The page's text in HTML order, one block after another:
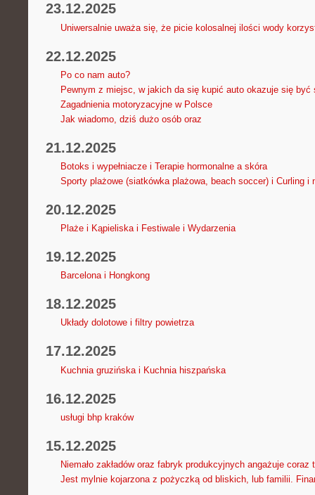
23.12.2025
Uniwersalnie uważa się, że picie kolosalnej ilości wody
22.12.2025
Po co nam auto?
Pewnym z miejsc, w jakich da się kupić auto okazuje się być
Zagadnienia motoryzacyjne w Polsce
Jak wiadomo, dziś dużo osób oraz
21.12.2025
Botoks i wypełniacze i Terapie hormonalne a skóra
Sporty plażowe (siatkówka plażowa, beach soccer) i Curling i
20.12.2025
Plaże i Kąpieliska i Festiwale i Wydarzenia
19.12.2025
Barcelona i Hongkong
18.12.2025
Układy dolotowe i filtry powietrza
17.12.2025
Kuchnia gruzińska i Kuchnia hiszpańska
16.12.2025
usługi bhp kraków
15.12.2025
Niemało zakładów oraz fabryk produkcyjnych angażuje coraz
Jest mylnie kojarzona z pożyczką od bliskich, lub familii.